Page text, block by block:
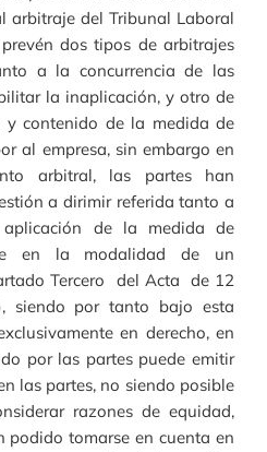
arbitraje del Tribunal Laboral
dos tipos de arbitrajes
a la concurrencia de las
la inaplicación, y otro de
y contenido de la medida de
al empresa, sin embargo en
arbitral, las partes han
a dirimir referida tanto a
de la medida de
en la modalidad de un
Tercero del Acta de 12
siendo por tanto bajo esta
en derecho, en
por las partes puede emitir
las partes, no siendo posible
razones de equidad,
tomarse en cuenta en